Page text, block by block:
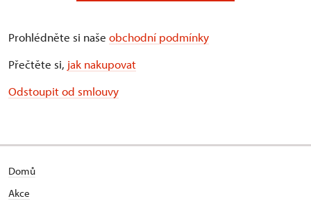
Prohlédněte si naše obchodní podmínky
Přečtěte si, jak nakupovat
Odstoupit od smlouvy
Domů
Akce